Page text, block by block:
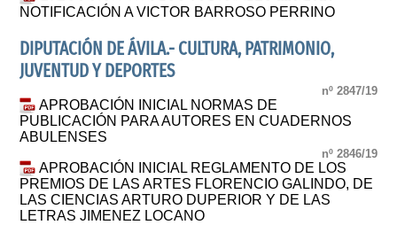
NOTIFICACIÓN A VICTOR BARROSO PERRINO
DIPUTACIÓN DE ÁVILA.- CULTURA, PATRIMONIO,
JUVENTUD Y DEPORTES
nº 2847/19
APROBACIÓN INICIAL NORMAS DE
PUBLICACIÓN PARA AUTORES EN CUADERNOS
ABULENSES
nº 2846/19
APROBACIÓN INICIAL REGLAMENTO DE LOS
PREMIOS DE LAS ARTES FLORENCIO GALINDO, DE
LAS CIENCIAS ARTURO DUPERIOR Y DE LAS
LETRAS JIMENEZ LOCANO